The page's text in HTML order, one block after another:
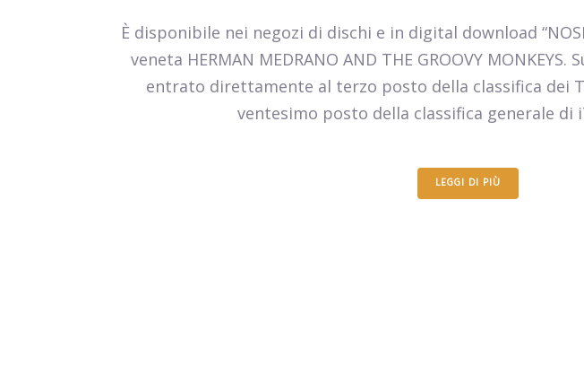
È disponibile nei negozi di dischi e in digital download
veneta HERMAN MEDRANO AND THE GROOVY
entrato direttamente al terzo posto della classifica dei
ventesimo posto della classifica generale di
LEGGI DI PIÙ